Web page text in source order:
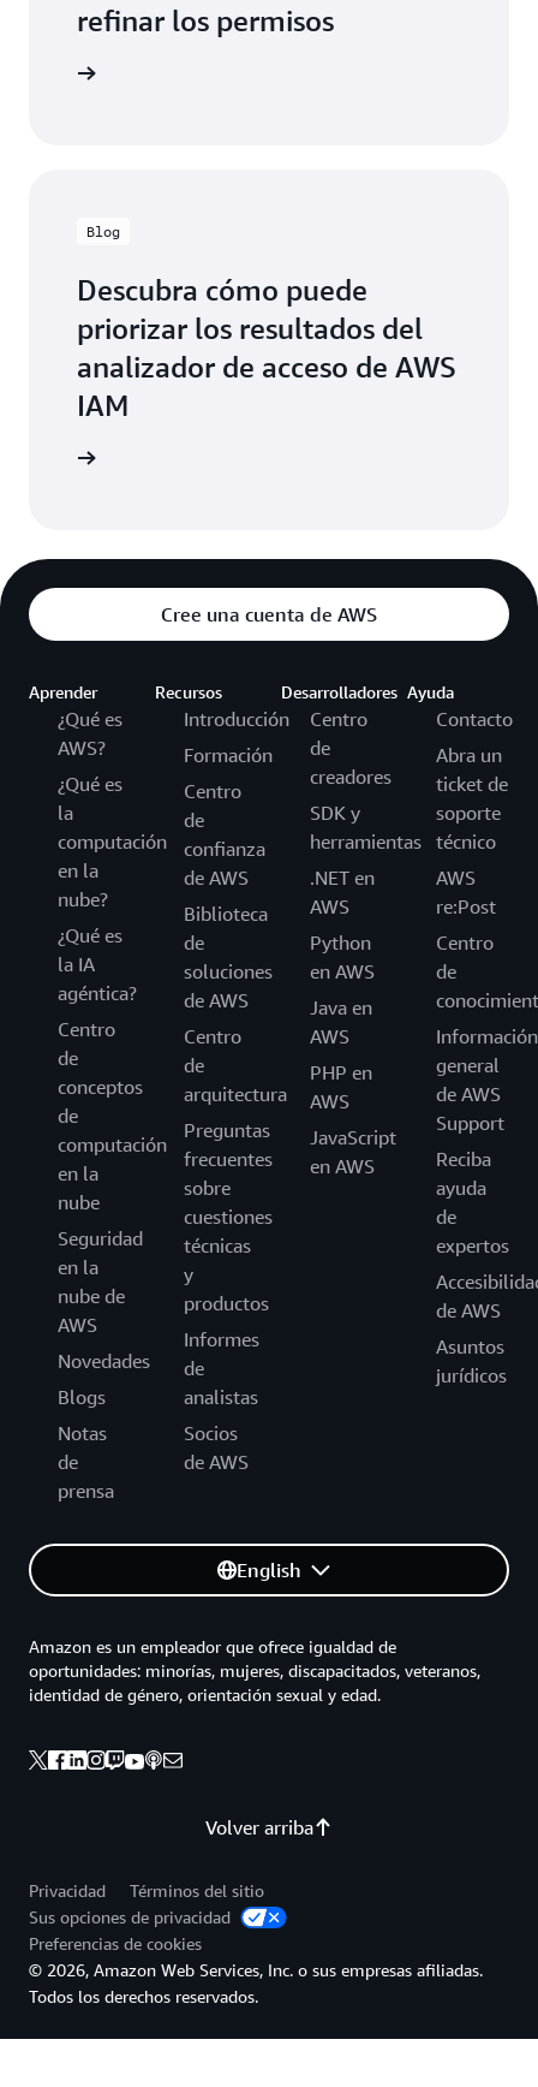
refinar los permisos
Blog
Descubra cómo puede
priorizar los resultados del
analizador de acceso de AWS
IAM
Cree una cuenta de AWS
Aprender
¿Qué es
AWS?
¿Qué es
la
computación
en la
nube?
¿Qué es
la IA
agéntica?
Centro
de
conceptos
de
computación
en la
nube
Seguridad
en la
nube de
AWS
Novedades
Blogs
Notas
de
prensa
Recursos
Introducción
Formación
Centro
de
confianza
de AWS
Biblioteca
de
soluciones
de AWS
Centro
de
arquitectura
Preguntas
frecuentes
sobre
cuestiones
técnicas
y
productos
Informes
de
analistas
Socios
de AWS
Desarrolladores
Centro
de
creadores
SDK y
herramientas
.NET en
AWS
Python
en AWS
Java en
AWS
PHP en
AWS
JavaScript
en AWS
Ayuda
Contacto
Abra un
ticket de
soporte
técnico
AWS
re:Post
Centro
de
Información
general
de AWS
Support
Reciba
ayuda
de
expertos
de AWS
Asuntos
jurídicos
English
Volver arriba
Amazon es un empleador que ofrece igualdad de
oportunidades: minorías, mujeres, discapacitados, veteranos,
identidad de género, orientación sexual y edad.
Privacidad
Términos del sitio
Sus opciones de privacidad
Preferencias de cookies
© 2026, Amazon Web Services, Inc. o sus empresas afiliadas.
Todos los derechos reservados.